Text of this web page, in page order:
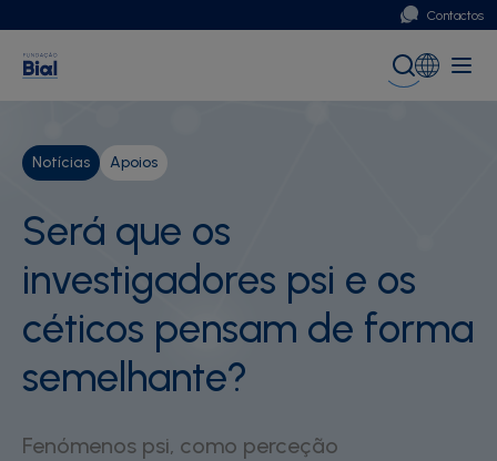
Contactos
Portugal
Notícias Apoios
Será que os
investigadores psi e os
céticos pensam de forma
semelhante?
Fenómenos psi, como perceção